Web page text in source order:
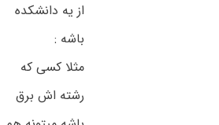
از یه دانشکده
باشه :
مثلا کسی که
رشته اش برق